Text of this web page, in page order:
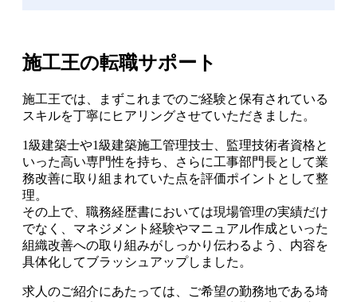
施工王の転職サポート
施工王では、まずこれまでのご経験と保有されている
スキルを丁寧にヒアリングさせていただきました。
1級建築士や1級建築施工管理技士、監理技術者資格と
いった高い専門性を持ち、さらに工事部門長として業
務改善に取り組まれていた点を評価ポイントとして整
理。
その上で、職務経歴書においては現場管理の実績だけ
でなく、マネジメント経験やマニュアル作成といった
組織改善への取り組みがしっかり伝わるよう、内容を
具体化してブラッシュアップしました。
求人のご紹介にあたっては、ご希望の勤務地である埼